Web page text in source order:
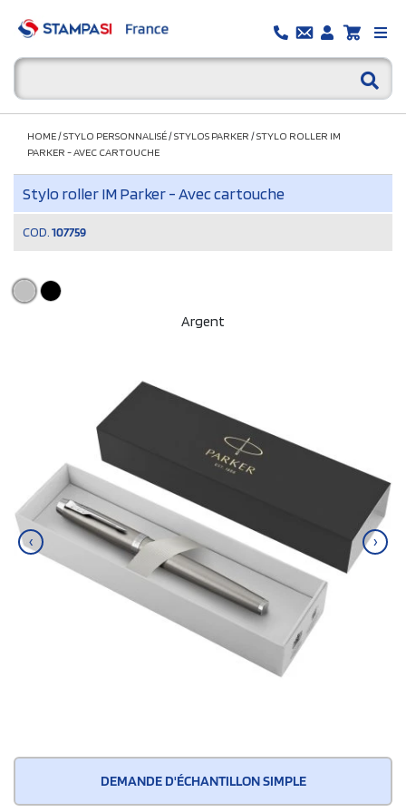
HOME/STYLO PERSONNALISÉ/STYLOS PARKER /STYLO ROLLER IM
PARKER - AVEC CARTOUCHE
Stylo roller IM Parker - Avec cartouche
COD. 107759
Argent
‹ ›
DEMANDE D'ÉCHANTILLON SIMPLE